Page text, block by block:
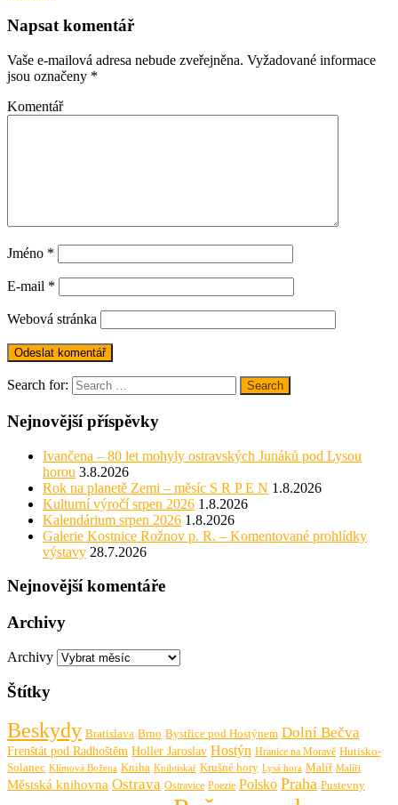
Napsat komentář
Vaše e-mailová adresa nebude zveřejněna. Vyžadované informace
jsou označeny *
Komentář
Jméno *
E-mail *
Webová stránka
Search for: Search
Nejnovější příspěvky
Ivančena – 80 let mohyly ostravských Junáků pod Lysou
horou 3.8.2026
Rok na planetě Zemi – měsíc S R P E N 1.8.2026
Kulturní výročí srpen 2026 1.8.2026
Kalendárium srpen 2026 1.8.2026
Galerie Kostnice Rožnov p. R. – Komentované prohlídky
výstavy 28.7.2026
Nejnovější komentáře
Archivy
Archivy
Štítky
Beskydy Bratislava Brno Bystřice pod Hostýnem Dolní Bečva
Frenštát pod Radhoštěm Holler Jaroslav Hostýn Hranice na Moravě Hutisko-
Solanec Klímová Božena Kniha Knihtiskař Krušné hory Lysá hora Malíř Malíři
Městská knihovna Ostrava Ostravice Poezie Polsko Praha Pustevny